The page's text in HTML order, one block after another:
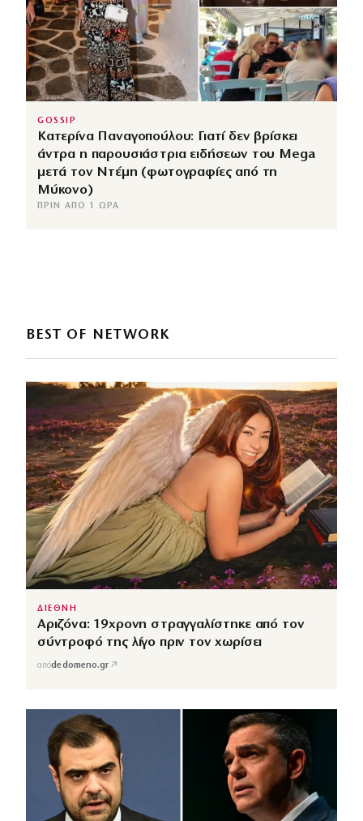
GOSSIP
Κατερίνα Παναγοπούλου: Γιατί δεν βρίσκει
άντρα η παρουσιάστρια ειδήσεων του Mega
μετά τον Ντέμη (φωτογραφίες από τη
Μύκονο)
ΠΡΙΝ ΑΠΌ 1 ΏΡΑ
BEST OF NETWORK
ΔΙΕΘΝΗ
Αριζόνα: 19χρονη στραγγαλίστηκε από τον
σύντροφό της λίγο πριν τον χωρίσει
απόdedomeno.gr ↗